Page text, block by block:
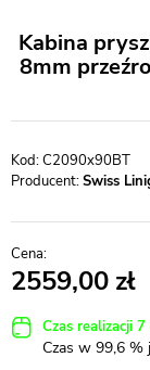
Kabina
8mm
C2090x90BT
Producent:Swiss
2559,00
Czas realizacji
Czas w 99,6 %